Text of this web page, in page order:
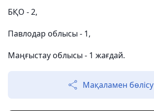
БҚО - 2,
Павлодар облысы - 1,
Маңғыстау облысы - 1 жағдай.
Мақаламен бөлісу